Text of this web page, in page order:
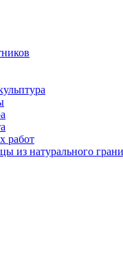
работ
из натурального